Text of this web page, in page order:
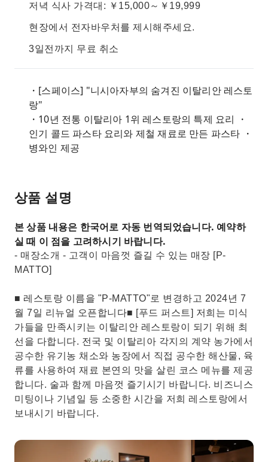
저녁 식사 가격대: ￥15,000～￥19,999
현장에서 전자바우처를 제시해주세요.
3일전까지 무료 취소
・[스페이스] "니시아자부의 숨겨진 이탈리안 레스토
랑"
・10년 전통 이탈리아 1위 레스토랑의 특제 요리 ・
인기 콜드 파스타 요리와 제철 재료로 만든 파스타 ・
병와인 제공
상품 설명
본 상품 내용은 한국어로 자동 번역되었습니다. 예약하
실 때 이 점을 고려하시기 바랍니다.
- 매장소개 - 고객이 마음껏 즐길 수 있는 매장 [P-
MATTO]
■ 레스토랑 이름을 "P-MATTO"로 변경하고 2024년 7
월 7일 리뉴얼 오픈합니다■ [푸드 퍼스트] 저희는 미식
가들을 만족시키는 이탈리안 레스토랑이 되기 위해 최
선을 다합니다. 전국 및 이탈리아 각지의 계약 농가에서
공수한 유기농 채소와 농장에서 직접 공수한 해산물, 육
류를 사용하여 재료 본연의 맛을 살린 코스 메뉴를 제공
합니다. 술과 함께 마음껏 즐기시기 바랍니다. 비즈니스
미팅이나 기념일 등 소중한 시간을 저희 레스토랑에서
보내시기 바랍니다.